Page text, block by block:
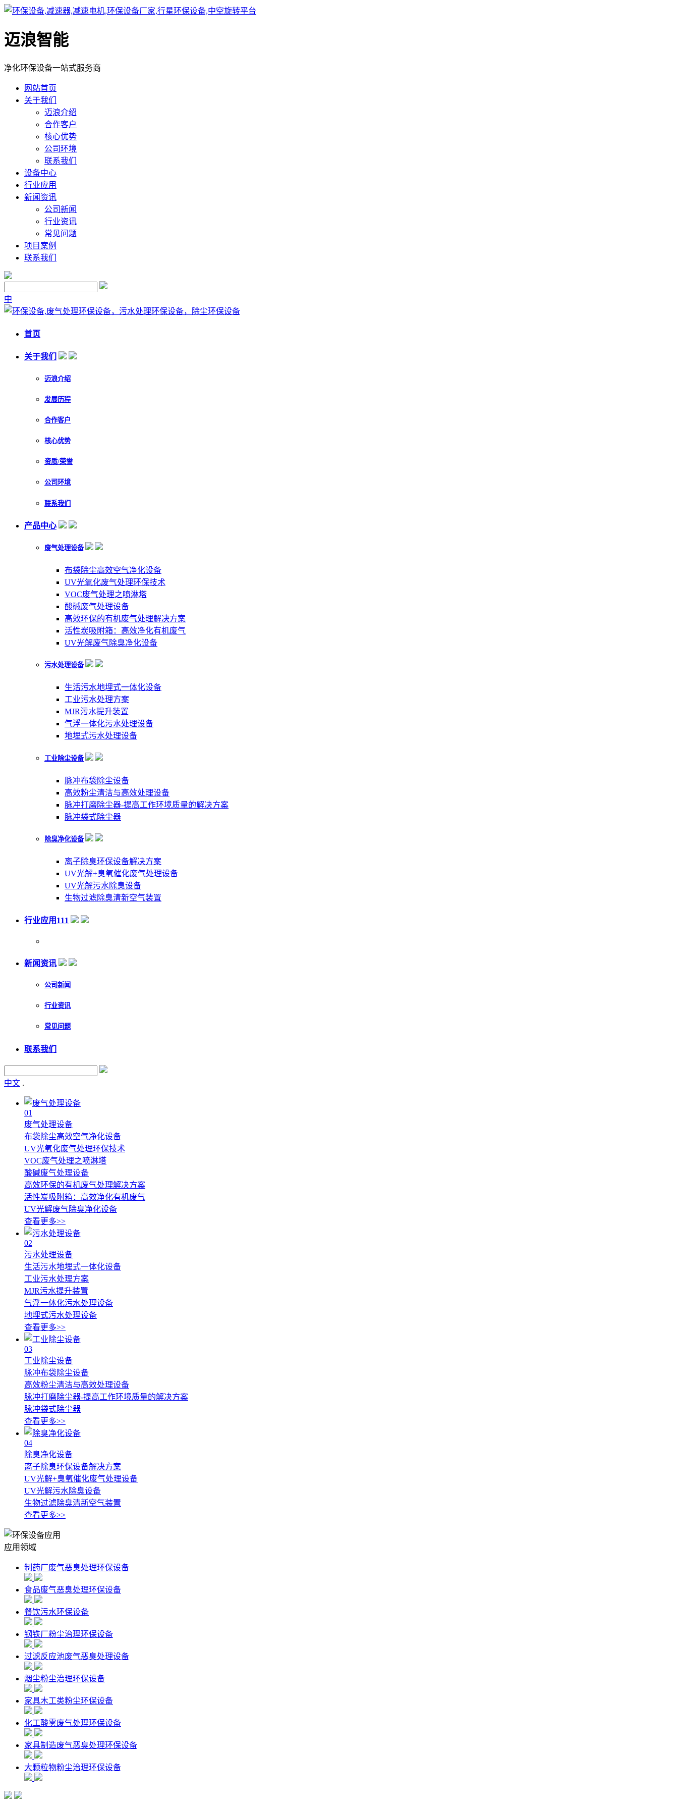
迈浪智能
净化环保设备一站式服务商
网站首页
关于我们
迈浪介绍
合作客户
核心优势
公司环境
联系我们
设备中心
行业应用
新闻资讯
公司新闻
行业资讯
常见问题
项目案例
联系我们
中
首页
关于我们
迈浪介绍
发展历程
合作客户
核心优势
资质/荣誉
公司环境
联系我们
产品中心
废气处理设备
布袋除尘高效空气净化设备
UV光氧化废气处理环保技术
VOC废气处理之喷淋塔
酸碱废气处理设备
高效环保的有机废气处理解决方案
活性炭吸附箱：高效净化有机废气
UV光解废气除臭净化设备
污水处理设备
生活污水地埋式一体化设备
工业污水处理方案
MJR污水提升装置
气浮一体化污水处理设备
地埋式污水处理设备
工业除尘设备
脉冲布袋除尘设备
高效粉尘清洁与高效处理设备
脉冲打磨除尘器-提高工作环境质量的解决方案
脉冲袋式除尘器
除臭净化设备
离子除臭环保设备解决方案
UV光解+臭氧催化废气处理设备
UV光解污水除臭设备
生物过滤除臭清新空气装置
行业应用111
新闻资讯
公司新闻
行业资讯
常见问题
联系我们
中文 .
01
废气处理设备
布袋除尘高效空气净化设备
UV光氧化废气处理环保技术
VOC废气处理之喷淋塔
酸碱废气处理设备
高效环保的有机废气处理解决方案
活性炭吸附箱：高效净化有机废气
UV光解废气除臭净化设备
查看更多>>
02
污水处理设备
生活污水地埋式一体化设备
工业污水处理方案
MJR污水提升装置
气浮一体化污水处理设备
地埋式污水处理设备
查看更多>>
03
工业除尘设备
脉冲布袋除尘设备
高效粉尘清洁与高效处理设备
脉冲打磨除尘器-提高工作环境质量的解决方案
脉冲袋式除尘器
查看更多>>
04
除臭净化设备
离子除臭环保设备解决方案
UV光解+臭氧催化废气处理设备
UV光解污水除臭设备
生物过滤除臭清新空气装置
查看更多>>
应用领域
制药厂废气恶臭处理环保设备
食品废气恶臭处理环保设备
餐饮污水环保设备
钢铁厂粉尘治理环保设备
过滤反应池废气恶臭处理设备
烟尘粉尘治理环保设备
家具木工类粉尘环保设备
化工酸雾废气处理环保设备
家具制造废气恶臭处理环保设备
大颗粒物粉尘治理环保设备